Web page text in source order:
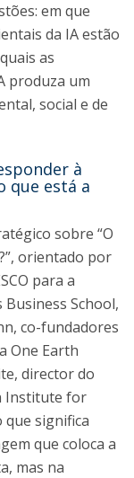
em que
da IA estão
as
produza um
social e de
à
que está a
sobre “O
orientado por
para a
School,
co-fundadores
One Earth
director do
Institute for
que significa
que coloca a
mas na